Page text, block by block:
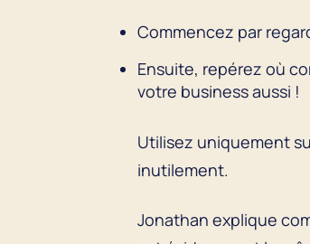
Commencez par
Ensuite, repérez où
votre business aussi !
Utilisez uniquement
inutilement.
Jonathan explique